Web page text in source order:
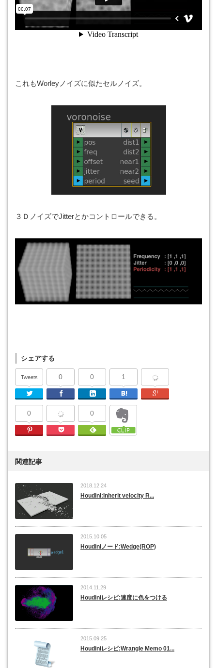
これもWorleyノイズに似たセルノイズ。
３ＤノイズでJitterとかコントロールできる。
シェアする
Tweets
Twitter
0
Facebook
0
Linkedin
1
はてなブックマーク
0
Pinterest Pocket
0
Feedly
関連記事
2018.12.24
Houdini:Inherit velocity R...
2015.10.05
Houdiniノード:Wedge(ROP)
2014.11.29
Houdiniレシピ:速度に色をつける
2015.09.25
Houdiniレシピ:Wrangle Memo 01...